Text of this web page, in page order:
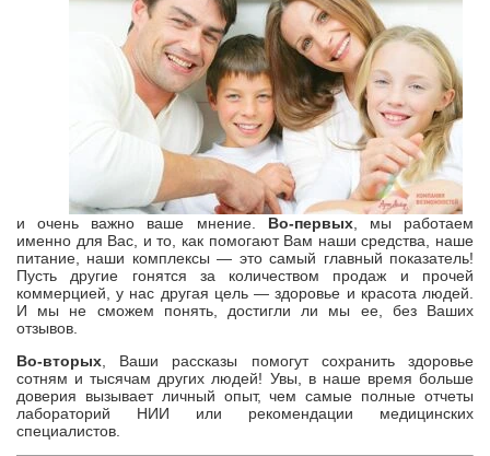
и очень важно ваше мнение. Во-первых, мы работаем
именно для Вас, и то, как помогают Вам наши средства, наше
питание, наши комплексы — это самый главный показатель!
Пусть другие гонятся за количеством продаж и прочей
коммерцией, у нас другая цель — здоровье и красота людей.
И мы не сможем понять, достигли ли мы ее, без Ваших
отзывов.
Во-вторых , Ваши рассказы помогут сохранить здоровье
сотням и тысячам других людей! Увы, в наше время больше
доверия вызывает личный опыт, чем самые полные отчеты
лабораторий НИИ или рекомендации медицинских
специалистов.